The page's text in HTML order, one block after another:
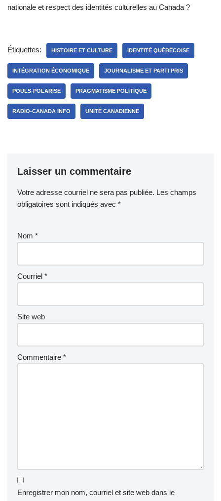
nationale et respect des identités culturelles au Canada ?
Étiquettes: HISTOIRE ET CULTURE IDENTITÉ QUÉBÉCOISE
INTÉGRATION ÉCONOMIQUE JOURNALISME ET PARTI PRIS
POULS-POLARISE PRAGMATISME POLITIQUE
RADIO-CANADA INFO UNITÉ CANADIENNE
Laisser un commentaire
Votre adresse courriel ne sera pas publiée. Les champs
obligatoires sont indiqués avec *
Nom *
Courriel *
Site web
Commentaire *
Enregistrer mon nom, courriel et site web dans le